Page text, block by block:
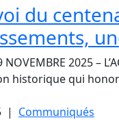
du
NOVEMBRE 2025 –
historique qui
| Communiqués